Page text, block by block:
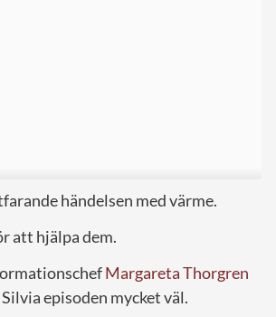
händelsen med värme.
att hjälpa dem.
Margareta Thorgren
episoden mycket väl.